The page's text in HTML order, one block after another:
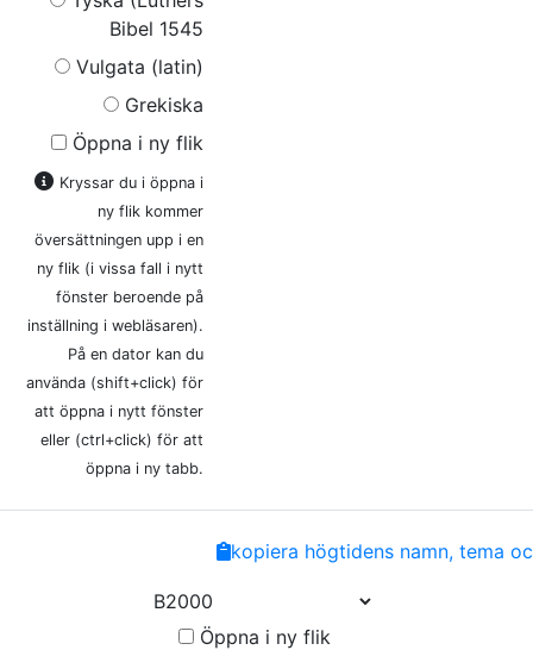
Bibel 1545
Vulgata (latin)
Grekiska
Öppna i ny flik
Kryssar du i öppna i
ny flik kommer
översättningen upp i en
ny flik (i vissa fall i nytt
fönster beroende på
inställning i webläsaren).
På en dator kan du
använda (shift+click) för
att öppna i nytt fönster
eller (ctrl+click) för att
öppna i ny tabb.
EmailCopy
kopiera högtidens namn, tema
Öppna i ny flik